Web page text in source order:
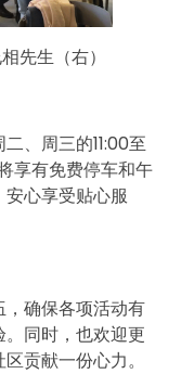
先生（右）
、周三的11:00至
享有免费停车和午
心享受贴心服
确保各项活动有
同时，也欢迎更
贡献一份心力。